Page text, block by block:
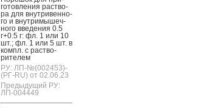
готов­ле­ния рас­тво­
ра для внут­ри­вен­но­
го и внут­ри­мышеч­
но­го вве­дения 0.5
г+0.5 г: фл. 1 или 10
шт.; фл. 1 или 5 шт. в
компл. с рас­тво­
рите­лем
РУ: ЛП-№(002453)-
(РГ-RU) от 02.06.23
Предыдущий РУ:
ЛП-004449